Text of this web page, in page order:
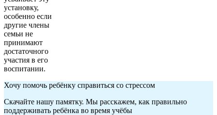
установку,
особенно если
другие члены
семьи не
принимают
достаточного
участия в его
воспитании.
Хочу помочь ребёнку справиться со стрессом
Скачайте нашу памятку. Мы расскажем, как правильно
поддерживать ребёнка во время учёбы